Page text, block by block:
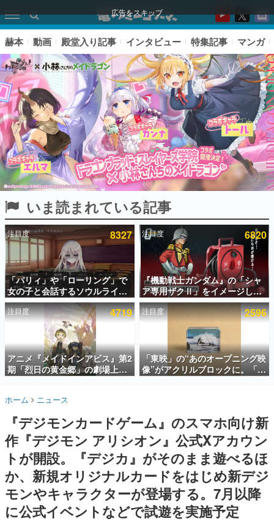
広告をスキップ
ピックアップ
電ファミのいま読まれている記事ランキング
アプリセール情報
インタビュー
連載・特集一覧
殿堂入り記事
SNS拡散数が数千以上！ ページビュー数万以上！ などな
ど。多くの人々に読まれた、電ファミ渾身の“殿堂入り”記
事をまとめました。
名作ゲームクリエイターの方々に製作時のエピソードをお
きます。
赫本
この物語を解いてはいけない。『赫本』は、〈試験問題〉
の形をした短編ホラー小説集です。
新世代に訊く
これからのデジタルゲーム市場を担う若きクリエイター達
の姿を追い、彼らのルーツと情熱を探っていきます。
赫本 動画 殿堂入り記事 インタビュー 特集記事 マンガ
いま読まれている記事
注目度 8327
「パリィ」や「ローリング」で
女の子と会話するソウルライク
恋愛ゲーム『小早川さんはソウ
ルライク』無料公開。返事に失
敗すると「YOU DIED」
注目度 6820
『機動戦士ガンダム』の「シャ
ア専用ザクⅡ」をイメージした
散水ホースリールが予約開始。
本体にはシャアのパーソナルマ
ークやジオン公国軍のエンブレ
ム、型式番号などを配置
注目度 4719
アニメ『メイドインアビス』第2
期「烈日の黄金郷」の劇場上映
が決定！レグ役・伊瀬茉莉也さ
注目度 2596
「東映」の“あのオープニング映
像”がアクリルブロックに。「東
映ヒストリカル グッズコレクシ
ホーム ニュース
『デジモンカードゲーム』のスマホ向け新
作『デジモン アリシオン』公式Xアカウン
トが開設。『デジカ』がそのまま遊べるほ
か、新規オリジナルカードをはじめ新デジ
モンやキャラクターが登場する。7月以降
に公式イベントなどで試遊を実施予定